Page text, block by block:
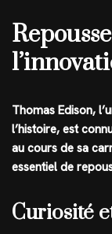
Thomas Edison,
l’histoire, est
au cours de sa
essentiel de
Curiosité